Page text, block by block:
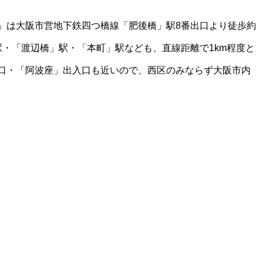
は大阪市営地下鉄四つ橋線「肥後橋」駅8番出口より徒歩約
「渡辺橋」駅・「本町」駅なども、直線距離で1km程度と
「阿波座」出入口も近いので、西区のみならず大阪市内